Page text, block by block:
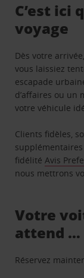
C’est ici
voyage
Dès votre
vous laissiez
escapade
d’affaires ou un
votre véhicule
Clients fidèles,
fidélitéAvis
nous mettrons
Votre
attend …
Réservez